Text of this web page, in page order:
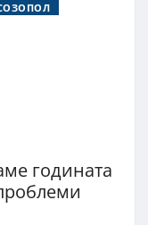
годината